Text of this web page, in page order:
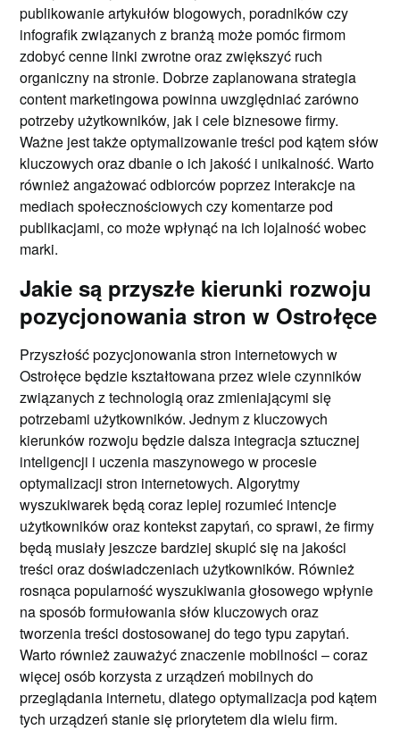
publikowanie artykułów blogowych, poradników czy
infografik związanych z branżą może pomóc firmom
zdobyć cenne linki zwrotne oraz zwiększyć ruch
organiczny na stronie. Dobrze zaplanowana strategia
content marketingowa powinna uwzględniać zarówno
potrzeby użytkowników, jak i cele biznesowe firmy.
Ważne jest także optymalizowanie treści pod kątem słów
kluczowych oraz dbanie o ich jakość i unikalność. Warto
również angażować odbiorców poprzez interakcje na
mediach społecznościowych czy komentarze pod
publikacjami, co może wpłynąć na ich lojalność wobec
marki.
Jakie są przyszłe kierunki rozwoju
pozycjonowania stron w Ostrołęce
Przyszłość pozycjonowania stron internetowych w
Ostrołęce będzie kształtowana przez wiele czynników
związanych z technologią oraz zmieniającymi się
potrzebami użytkowników. Jednym z kluczowych
kierunków rozwoju będzie dalsza integracja sztucznej
inteligencji i uczenia maszynowego w procesie
optymalizacji stron internetowych. Algorytmy
wyszukiwarek będą coraz lepiej rozumieć intencje
użytkowników oraz kontekst zapytań, co sprawi, że firmy
będą musiały jeszcze bardziej skupić się na jakości
treści oraz doświadczeniach użytkowników. Również
rosnąca popularność wyszukiwania głosowego wpłynie
na sposób formułowania słów kluczowych oraz
tworzenia treści dostosowanej do tego typu zapytań.
Warto również zauważyć znaczenie mobilności – coraz
więcej osób korzysta z urządzeń mobilnych do
przeglądania internetu, dlatego optymalizacja pod kątem
tych urządzeń stanie się priorytetem dla wielu firm.